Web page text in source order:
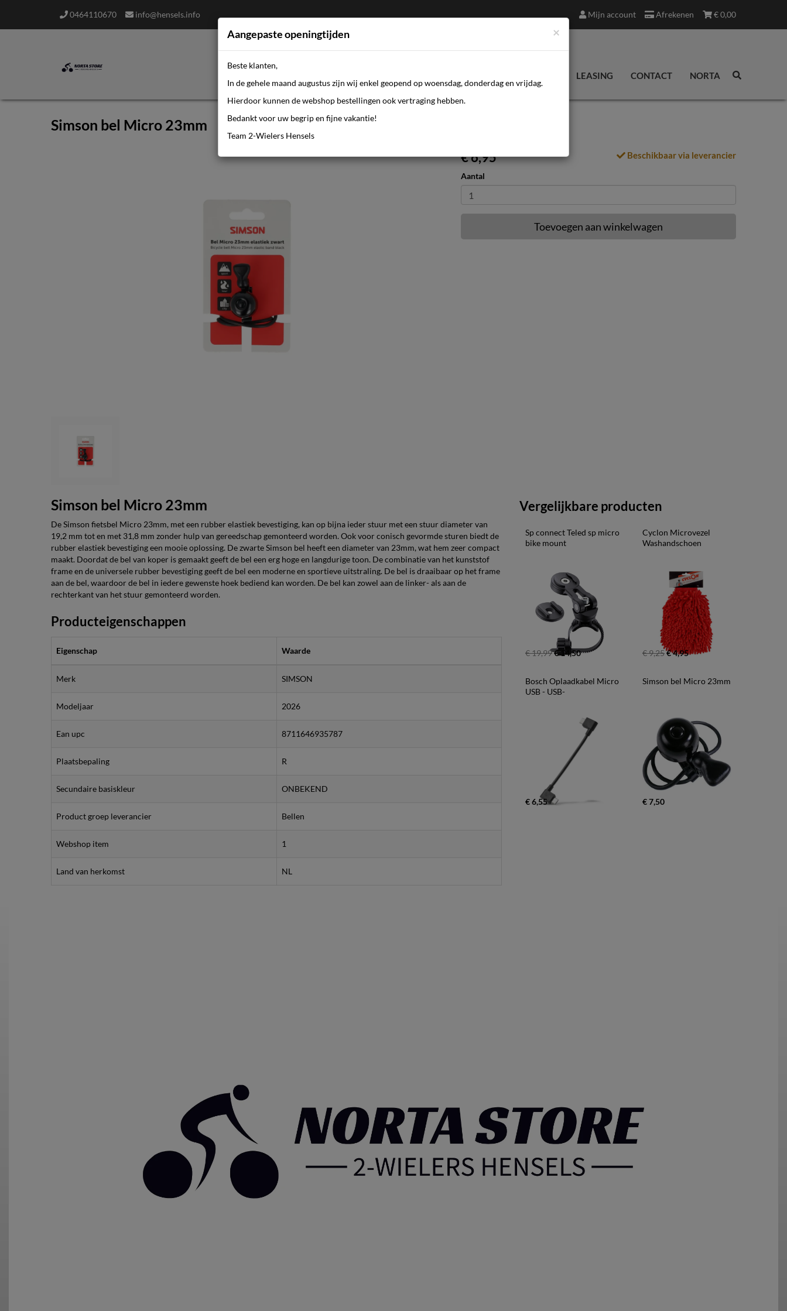
0464110670 info@hensels.info €0,00
Afrekenen
Mijn account
LEASING CONTACT NORTA
Simson bel Micro 23mm
€ 6,95 Beschikbaar via leverancier
Aantal
Toevoegen aan winkelwagen
Simson bel Micro 23mm
De Simson fietsbel Micro 23mm, met een rubber elastiek bevestiging, kan op bijna ieder stuur met een stuur diameter van
19,2 mm tot en met 31,8 mm zonder hulp van gereedschap gemonteerd worden. Ook voor conisch gevormde sturen biedt de
rubber elastiek bevestiging een mooie oplossing. De zwarte Simson bel heeft een diameter van 23mm, wat hem zeer compact
maakt. Doordat de bel van koper is gemaakt geeft de bel een erg hoge en langdurige toon. De combinatie van het kunststof
frame en de universele rubber bevestiging geeft de bel een moderne en sportieve uitstraling. De bel is draaibaar op het frame
aan de bel, waardoor de bel in iedere gewenste hoek bediend kan worden. De bel kan zowel aan de linker- als aan de
rechterkant van het stuur gemonteerd worden.
Producteigenschappen
Eigenschap Waarde
Merk SIMSON
Modeljaar 2026
Ean upc 8711646935787
Plaatsbepaling R
Secundaire basiskleur ONBEKEND
Product groep leverancier Bellen
Webshop item 1
Land van herkomst NL
Vergelijkbare producten
Sp connect Teled sp micro
bike mount
€ 19,99€ 14,50
Cyclon Microvezel
Washandschoen
€ 9,25€ 4,95
Bosch Oplaadkabel Micro
USB - USB-
€ 6,55
Simson bel Micro 23mm
€ 7,50
×
Aangepaste openingtijden
Beste klanten,
In de gehele maand augustus zijn wij enkel geopend op woensdag, donderdag en vrijdag.
Hierdoor kunnen de webshop bestellingen ook vertraging hebben.
Bedankt voor uw begrip en fijne vakantie!
Team 2-Wielers Hensels